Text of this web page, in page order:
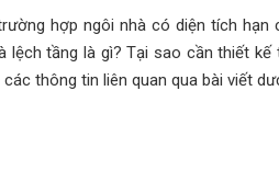
hợp ngôi nhà có diện tích hạn
lệch tầng là gì? Tại sao cần thiết kế
thông tin liên quan qua bài viết